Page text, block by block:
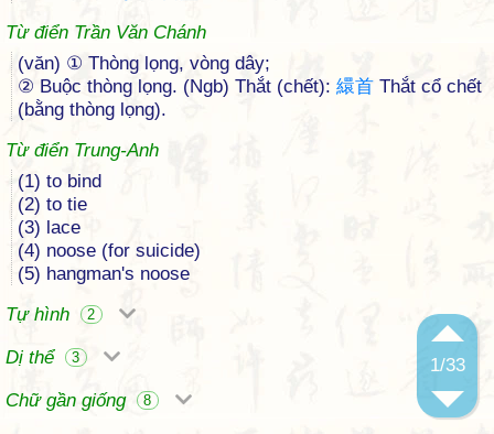
1/33
Từ điển Trần Văn Chánh
(văn) ① Thòng lọng, vòng dây;
② Buộc thòng lọng. (Ngb) Thắt (chết): 繯首 Thắt cổ chết
(bằng thòng lọng).
Từ điển Trung-Anh
(1) to bind
(2) to tie
(3) lace
(4) noose (for suicide)
(5) hangman's noose
Tự hình
2
Dị thể 3
Chữ gần giống 8